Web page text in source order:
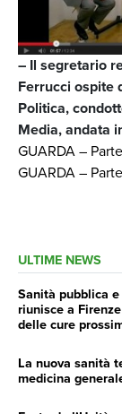
– Il segretario
Ferrucci ospite
Politica,
Media, andata
GUARDA –
GUARDA –
ULTIME NEWS
Sanità pubblica
riunisce a
delle cure
La nuova sanità
medicina